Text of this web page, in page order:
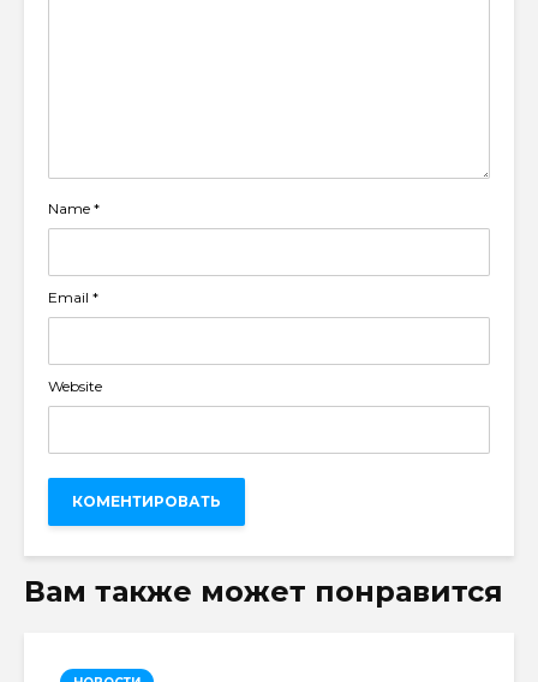
Name *
Email *
Website
Вам также может понравится